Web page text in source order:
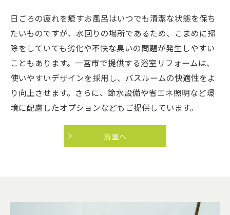
日ごろの疲れを癒すお風呂はいつでも清潔な状態を保ち
たいものですが、水回りの場所であるため、こまめに掃
除をしていても劣化や不快な臭いの問題が発生しやすい
こともあります。一宮市で提供する浴室リフォームは、
使いやすいデザインを採用し、バスルームの快適性をよ
り向上させます。さらに、節水設備や省エネ照明など環
境に配慮したオプションなどもご提供しています。
浴室へ